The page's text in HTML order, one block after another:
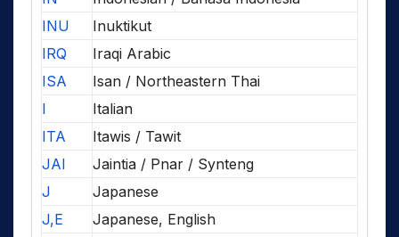
INU
Inuktikut
IRQ
Iraqi Arabic
ISA
Isan / Northeastern Thai
I
Italian
ITA
Itawis / Tawit
JAI
Jaintia / Pnar / Synteng
J
Japanese
J,E
Japanese, English